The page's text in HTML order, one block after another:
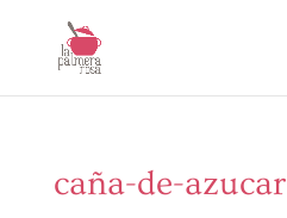
caña-de-azucar